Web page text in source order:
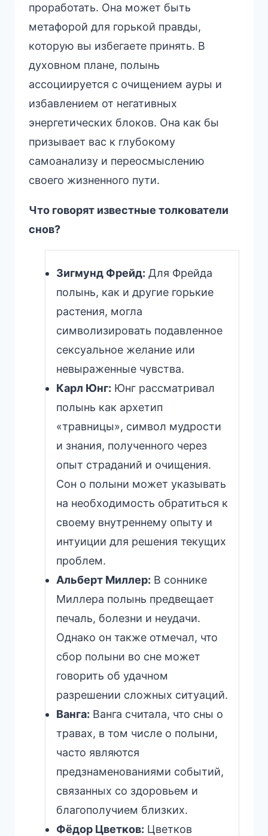
проработать. Она может быть
метафорой для горькой правды,
которую вы избегаете принять. В
духовном плане, полынь
ассоциируется с очищением ауры и
избавлением от негативных
энергетических блоков. Она как бы
призывает вас к глубокому
самоанализу и переосмыслению
своего жизненного пути.
Что говорят известные толкователи
снов?
Зигмунд Фрейд: Для Фрейда
полынь, как и другие горькие
растения, могла
символизировать подавленное
сексуальное желание или
невыраженные чувства.
Карл Юнг: Юнг рассматривал
полынь как архетип
«травницы», символ мудрости
и знания, полученного через
опыт страданий и очищения.
Сон о полыни может указывать
на необходимость обратиться к
своему внутреннему опыту и
интуиции для решения текущих
проблем.
Альберт Миллер: В соннике
Миллера полынь предвещает
печаль, болезни и неудачи.
Однако он также отмечал, что
сбор полыни во сне может
говорить об удачном
разрешении сложных ситуаций.
Ванга: Ванга считала, что сны о
травах, в том числе о полыни,
часто являются
предзнаменованиями событий,
связанных со здоровьем и
благополучием близких.
Фёдор Цветков: Цветков